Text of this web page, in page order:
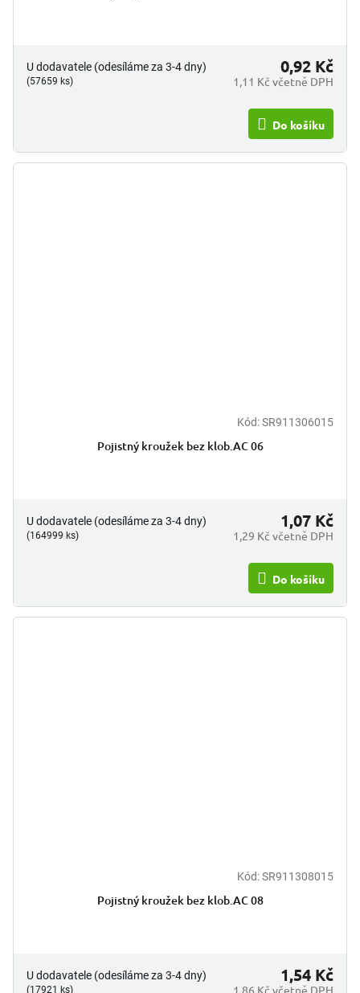
U dodavatele (odesíláme za 3-4 dny)
(57659 ks) 1,11 Kč včetně DPH
0,92 Kč
Do košíku
Kód:SR911306015
Pojistný kroužek bez klob.AC 06
U dodavatele (odesíláme za 3-4 dny)
(164999 ks) 1,29 Kč včetně DPH
1,07 Kč
Do košíku
Kód:SR911308015
Pojistný kroužek bez klob.AC 08
U dodavatele (odesíláme za 3-4 dny)
(17921 ks) 1,86 Kč včetně DPH
1,54 Kč